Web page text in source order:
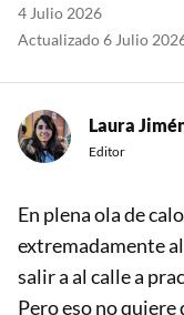
4 Julio 2026
Actualizado 6 Julio
Laura
Editor
En plena ola de
extremadamente
salir a al calle a
Pero eso no